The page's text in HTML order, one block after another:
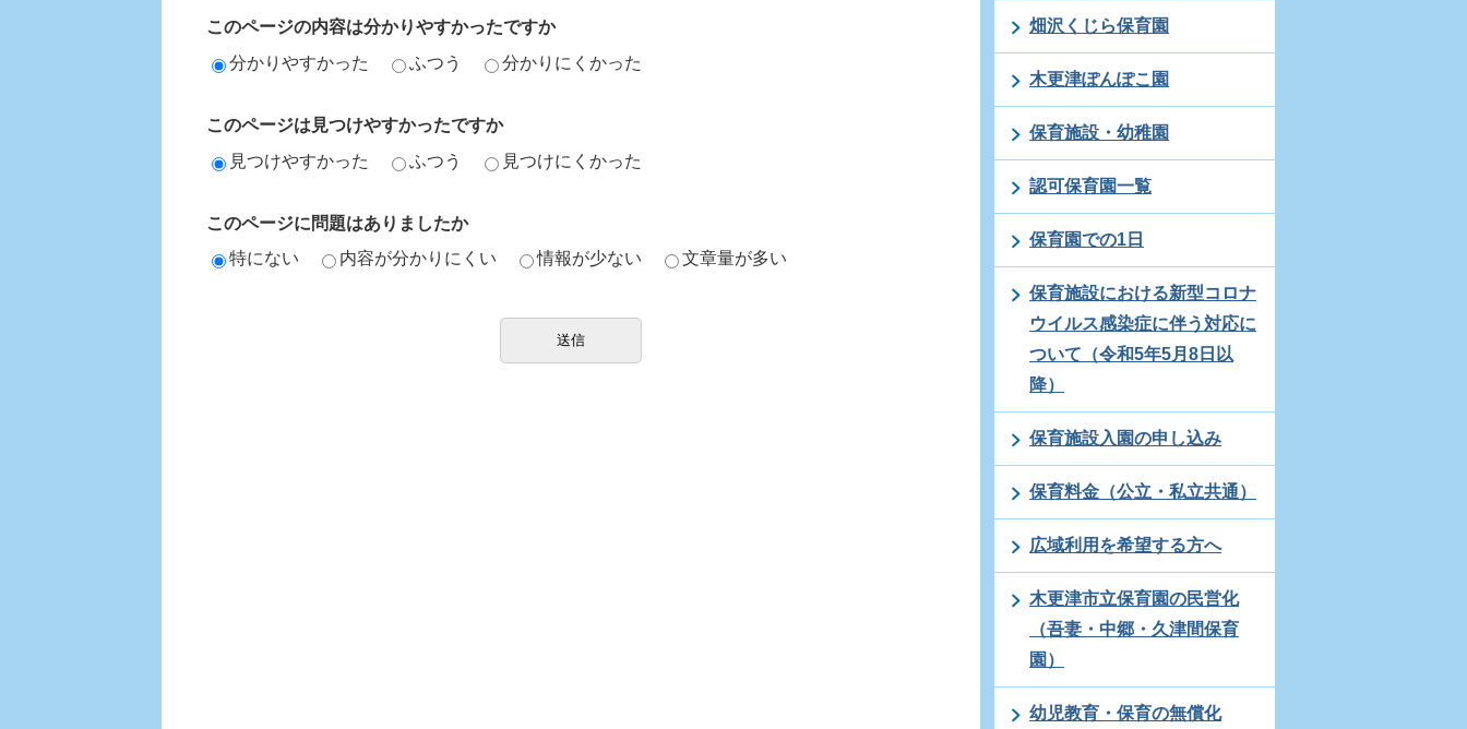
このページの内容は分かりやすかったですか
分かりやすかった
ふつう 分かりにくかった
このページは見つけやすかったですか
見つけやすかった
ふつう 見つけにくかった
このページに問題はありましたか
特にない
内容が分かりにくい 情報が少ない 文章量が多い
畑沢くじら保育園
木更津ぽんぽこ園
保育施設・幼稚園
認可保育園一覧
保育園での1日
保育施設における新型コロナ
ウイルス感染症に伴う対応に
ついて（令和5年5月8日以
降）
保育施設入園の申し込み
保育料金（公立・私立共通）
広域利用を希望する方へ
木更津市立保育園の民営化
（吾妻・中郷・久津間保育
園）
幼児教育・保育の無償化